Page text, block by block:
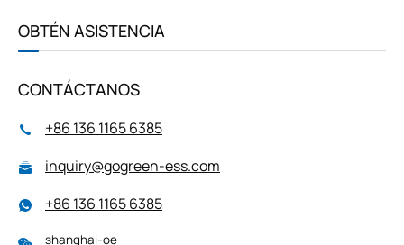
OBTÉN ASISTENCIA
CONTÁCTANOS
+86 136 1165 6385
inquiry@gogreen-ess.com
+86 136 1165 6385
shanghai-oe